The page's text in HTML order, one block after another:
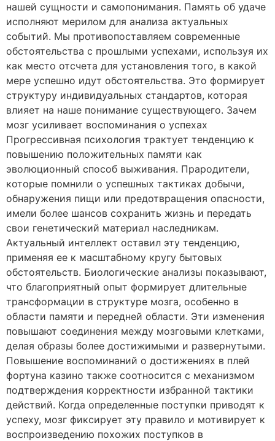
нашей сущности и самопонимания. Память об удаче
исполняют мерилом для анализа актуальных
событий. Мы противопоставляем современные
обстоятельства с прошлыми успехами, используя их
как место отсчета для установления того, в какой
мере успешно идут обстоятельства. Это формирует
структуру индивидуальных стандартов, которая
влияет на наше понимание существующего. Зачем
мозг усиливает воспоминания о успехах
Прогрессивная психология трактует тенденцию к
повышению положительных памяти как
эволюционный способ выживания. Прародители,
которые помнили о успешных тактиках добычи,
обнаружения пищи или предотвращения опасности,
имели более шансов сохранить жизнь и передать
свои генетический материал наследникам.
Актуальный интеллект оставил эту тенденцию,
применяя ее к масштабному кругу бытовых
обстоятельств. Биологические анализы показывают,
что благоприятный опыт формирует длительные
трансформации в структуре мозга, особенно в
области памяти и передней области. Эти изменения
повышают соединения между мозговыми клетками,
делая образы более достижимыми и развернутыми.
Повышение воспоминаний о достижениях в плей
фортуна казино также соотносится с механизмом
подтверждения корректности избранной тактики
действий. Когда определенные поступки приводят к
успеху, мозг фиксирует эту правило и мотивирует к
воспроизведению похожих поступков в